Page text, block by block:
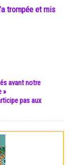
trompée et mis
avant notre
»
pas aux